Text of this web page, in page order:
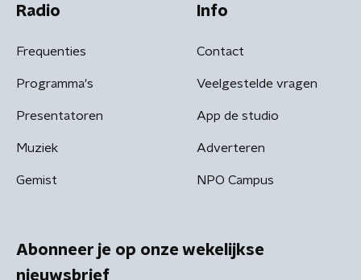
Radio
Frequenties
Programma's
Presentatoren
Muziek
Gemist
Info
Contact
Veelgestelde vragen
App de studio
Adverteren
NPO Campus
Abonneer je op onze wekelijkse
nieuwsbrief